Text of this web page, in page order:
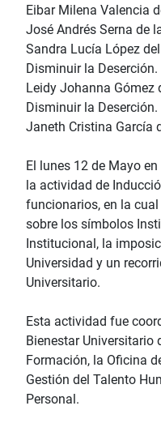
Eibar Milena Valencia
José Andrés Serna de
Sandra Lucía López
Disminuir la Deserción.
Leidy Johanna Gómez
Disminuir la Deserción.
Janeth Cristina García
El lunes 12 de Mayo
la actividad de
funcionarios, en la
sobre los símbolos
Institucional, la
Universidad y un
Universitario.
Esta actividad fue
Bienestar Universitario
Formación, la Oficina
Gestión del Talento
Personal.